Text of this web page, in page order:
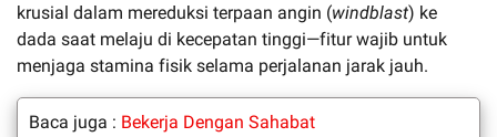
krusial dalam mereduksi terpaan angin (windblast) ke
dada saat melaju di kecepatan tinggi—fitur wajib untuk
menjaga stamina fisik selama perjalanan jarak jauh.
Baca juga : Bekerja Dengan Sahabat